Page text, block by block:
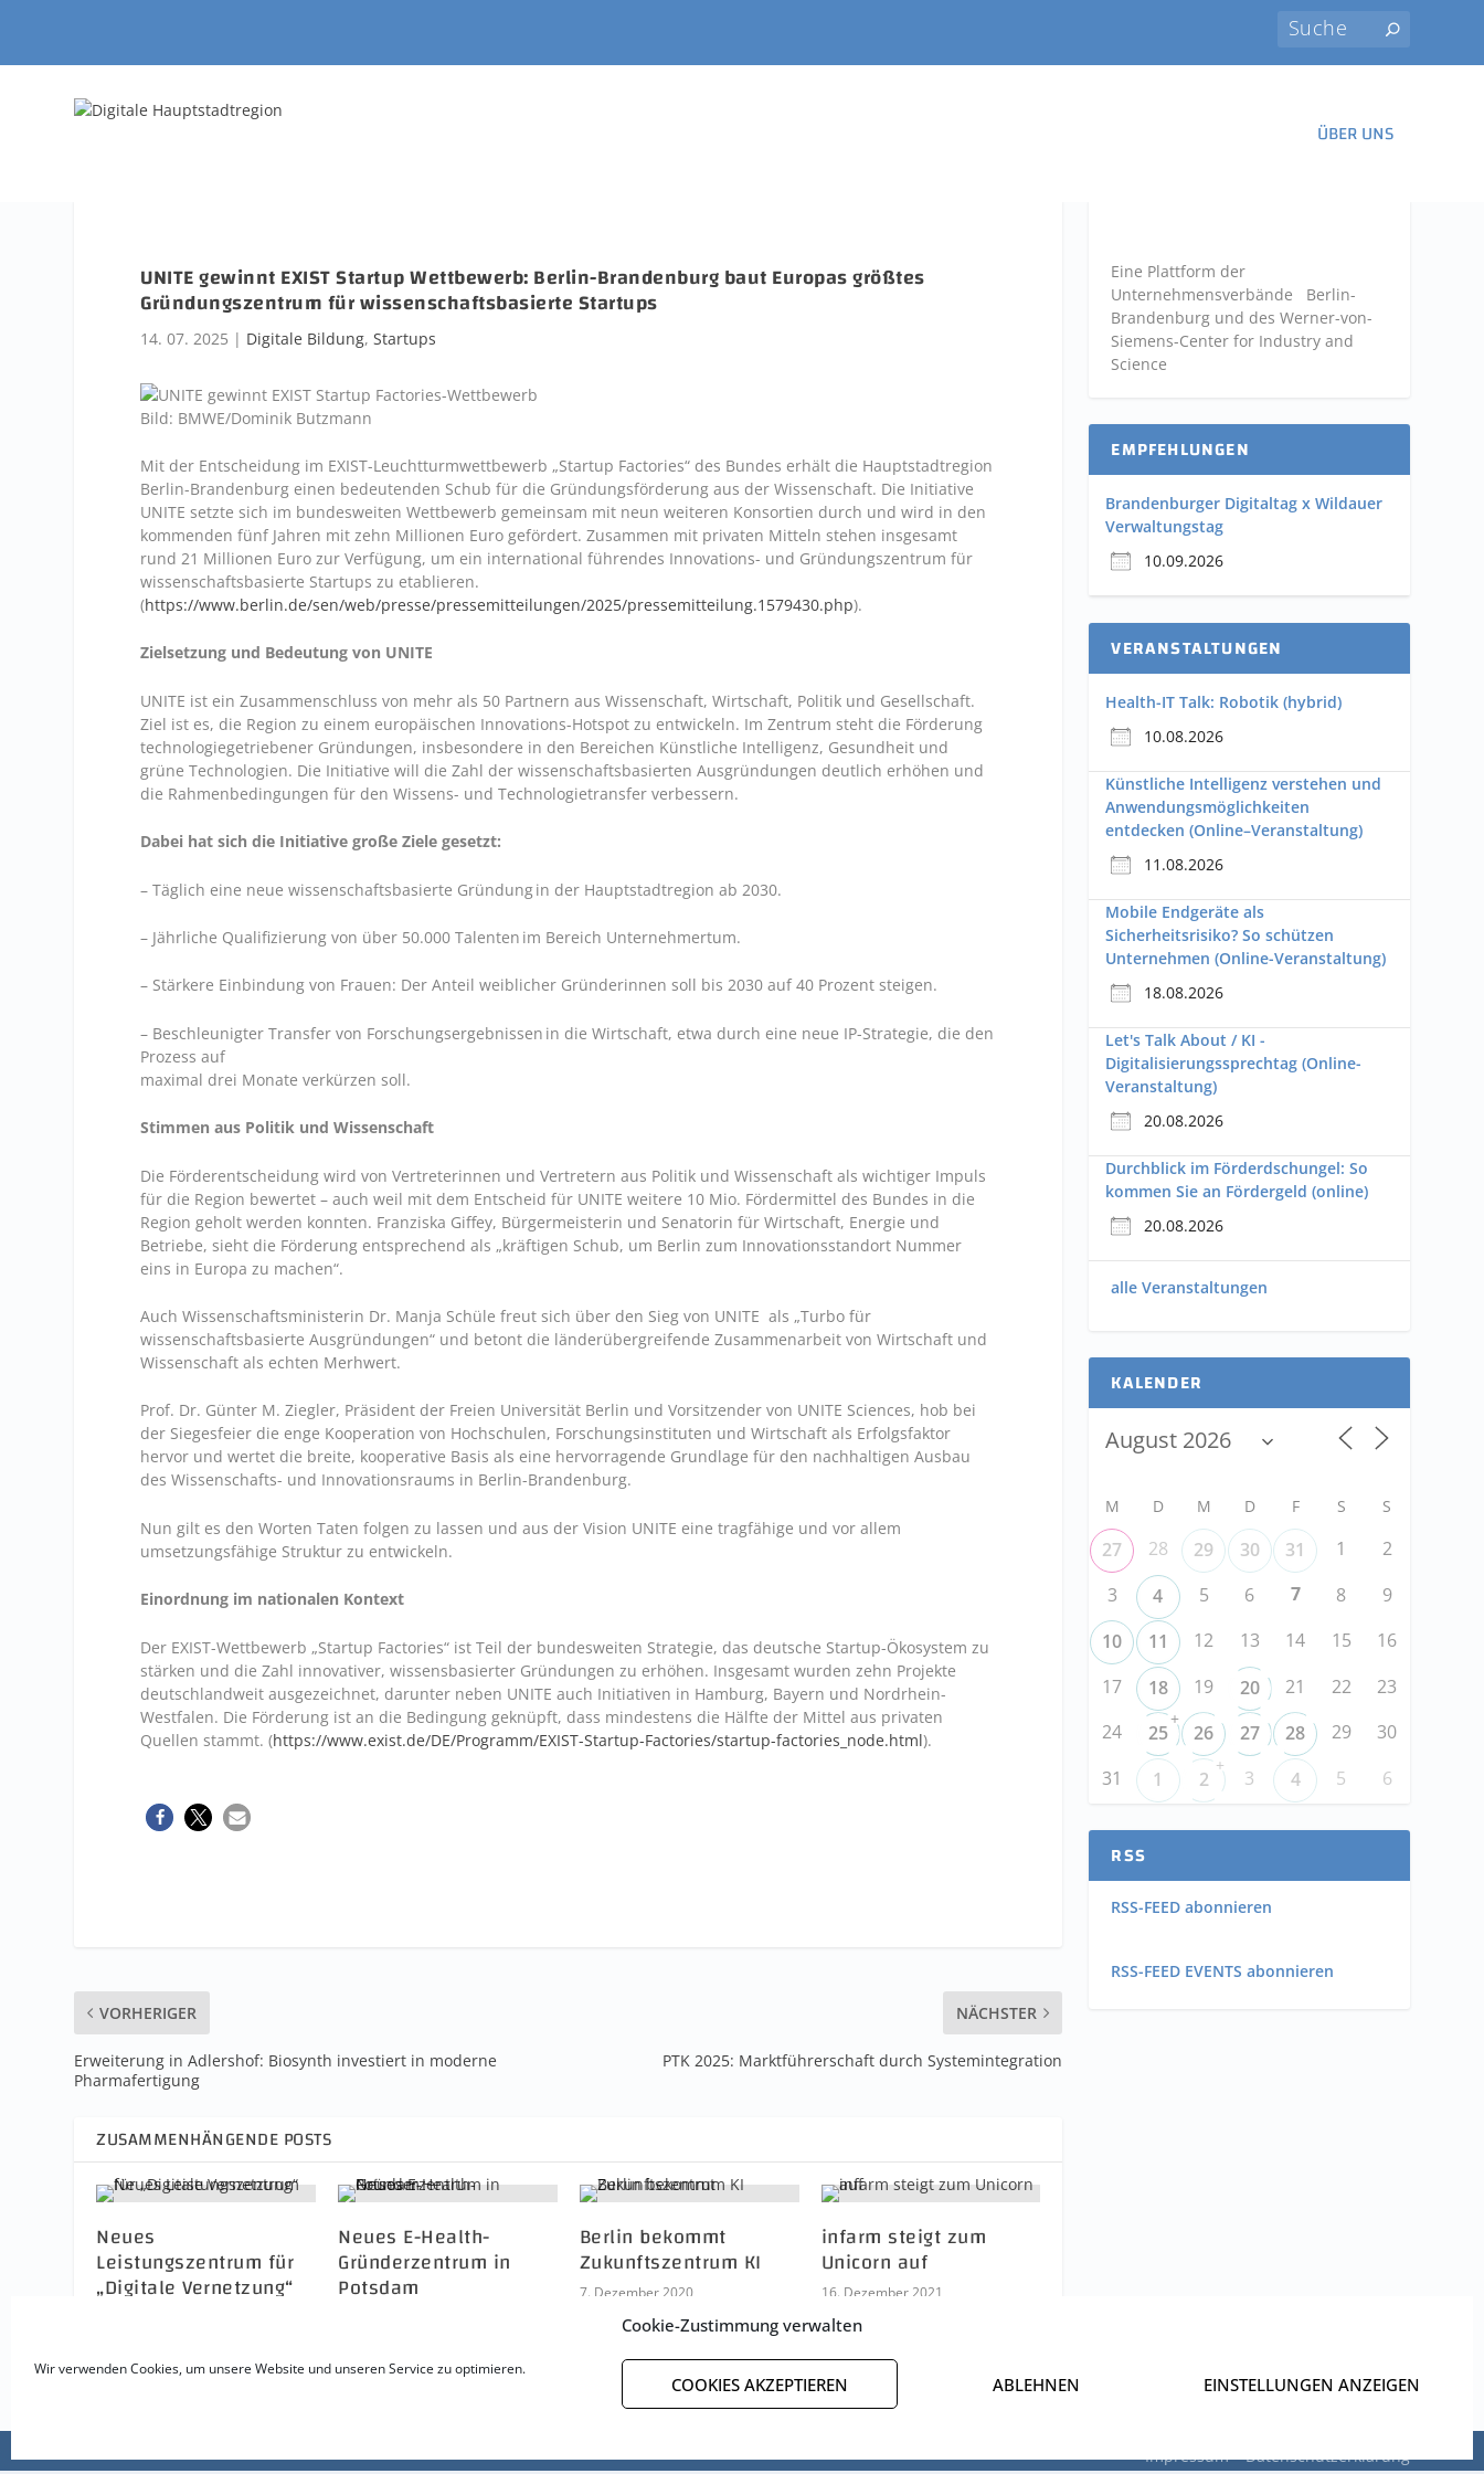
Cookie-Zustimmung verwalten
Wir verwenden Cookies, um unsere Website und unseren Service zu optimieren.
COOKIES AKZEPTIEREN ABLEHNEN EINSTELLUNGEN ANZEIGEN
ÜBER UNS
UNITE gewinnt EXIST Startup Wettbewerb: Berlin-Brandenburg baut Europas größtes
Gründungszentrum für wissenschaftsbasierte Startups
14. 07. 2025 | Digitale Bildung,Startups
Bild: BMWE/Dominik Butzmann
Mit der Entscheidung im EXIST-Leuchtturmwettbewerb „Startup Factories“ des Bundes erhält die Hauptstadtregion
Berlin-Brandenburg einen bedeutenden Schub für die Gründungsförderung aus der Wissenschaft. Die Initiative
UNITE setzte sich im bundesweiten Wettbewerb gemeinsam mit neun weiteren Konsortien durch und wird in den
kommenden fünf Jahren mit zehn Millionen Euro gefördert. Zusammen mit privaten Mitteln stehen insgesamt
rund 21 Millionen Euro zur Verfügung, um ein international führendes Innovations- und Gründungszentrum für
wissenschaftsbasierte Startups zu etablieren.
(https://www.berlin.de/sen/web/presse/pressemitteilungen/2025/pressemitteilung.1579430.php).
Zielsetzung und Bedeutung von UNITE
UNITE ist ein Zusammenschluss von mehr als 50 Partnern aus Wissenschaft, Wirtschaft, Politik und Gesellschaft.
Ziel ist es, die Region zu einem europäischen Innovations-Hotspot zu entwickeln. Im Zentrum steht die Förderung
technologiegetriebener Gründungen, insbesondere in den Bereichen Künstliche Intelligenz, Gesundheit und
grüne Technologien. Die Initiative will die Zahl der wissenschaftsbasierten Ausgründungen deutlich erhöhen und
die Rahmenbedingungen für den Wissens- und Technologietransfer verbessern.
Dabei hat sich die Initiative große Ziele gesetzt:
– Täglich eine neue wissenschaftsbasierte Gründung in der Hauptstadtregion ab 2030.
– Jährliche Qualifizierung von über 50.000 Talenten im Bereich Unternehmertum.
– Stärkere Einbindung von Frauen: Der Anteil weiblicher Gründerinnen soll bis 2030 auf 40 Prozent steigen.
– Beschleunigter Transfer von Forschungsergebnissen in die Wirtschaft, etwa durch eine neue IP-Strategie, die den
Prozess auf
maximal drei Monate verkürzen soll.
Stimmen aus Politik und Wissenschaft
Die Förderentscheidung wird von Vertreterinnen und Vertretern aus Politik und Wissenschaft als wichtiger Impuls
für die Region bewertet – auch weil mit dem Entscheid für UNITE weitere 10 Mio. Fördermittel des Bundes in die
Region geholt werden konnten. Franziska Giffey, Bürgermeisterin und Senatorin für Wirtschaft, Energie und
Betriebe, sieht die Förderung entsprechend als „kräftigen Schub, um Berlin zum Innovationsstandort Nummer
eins in Europa zu machen“.
Auch Wissenschaftsministerin Dr. Manja Schüle freut sich über den Sieg von UNITE als „Turbo für
wissenschaftsbasierte Ausgründungen“ und betont die länderübergreifende Zusammenarbeit von Wirtschaft und
Wissenschaft als echten Merhwert.
Prof. Dr. Günter M. Ziegler, Präsident der Freien Universität Berlin und Vorsitzender von UNITE Sciences, hob bei
der Siegesfeier die enge Kooperation von Hochschulen, Forschungsinstituten und Wirtschaft als Erfolgsfaktor
hervor und wertet die breite, kooperative Basis als eine hervorragende Grundlage für den nachhaltigen Ausbau
des Wissenschafts- und Innovationsraums in Berlin-Brandenburg.
Nun gilt es den Worten Taten folgen zu lassen und aus der Vision UNITE eine tragfähige und vor allem
umsetzungsfähige Struktur zu entwickeln.
Einordnung im nationalen Kontext
Der EXIST-Wettbewerb „Startup Factories“ ist Teil der bundesweiten Strategie, das deutsche Startup-Ökosystem zu
stärken und die Zahl innovativer, wissensbasierter Gründungen zu erhöhen. Insgesamt wurden zehn Projekte
deutschlandweit ausgezeichnet, darunter neben UNITE auch Initiativen in Hamburg, Bayern und Nordrhein-
Westfalen. Die Förderung ist an die Bedingung geknüpft, dass mindestens die Hälfte der Mittel aus privaten
Quellen stammt. (https://www.exist.de/DE/Programm/EXIST-Startup-Factories/startup-factories_node.html).
VORHERIGER
Erweiterung in Adlershof: Biosynth investiert in moderne
Pharmafertigung
NÄCHSTER
PTK 2025: Marktführerschaft durch Systemintegration
ZUSAMMENHÄNGENDE POSTS
Neues
Leistungszentrum für
„Digitale Vernetzung“
Neues E-Health-
Gründerzentrum in
Potsdam
Berlin bekommt
Zukunftszentrum KI
7. Dezember 2020
infarm steigt zum
Unicorn auf
16. Dezember 2021
Eine Plattform der
Unternehmensverbände Berlin-
Brandenburg und des Werner-von-
Siemens-Center for Industry and
Science
EMPFEHLUNGEN
Brandenburger Digitaltag x Wildauer
Verwaltungstag
10.09.2026
VERANSTALTUNGEN
Health-IT Talk: Robotik (hybrid)
10.08.2026
Künstliche Intelligenz verstehen und
Anwendungsmöglichkeiten
entdecken (Online–Veranstaltung)
11.08.2026
Mobile Endgeräte als
Sicherheitsrisiko? So schützen
Unternehmen (Online-Veranstaltung)
18.08.2026
Let's Talk About / KI -
Digitalisierungssprechtag (Online-
Veranstaltung)
20.08.2026
Durchblick im Förderdschungel: So
kommen Sie an Fördergeld (online)
20.08.2026
alle Veranstaltungen
KALENDER
M D M D F S S
27 28 29 30 31 1
2
3
4 5 6 7 8
9
10
11 12 13 14 15
16
17
18 19 20 21 22
23
24
25
+
26 27 28 29
30
31
1 2
+
3 4 5 6
RSS
RSS-FEED abonnieren
RSS-FEED EVENTS abonnieren
Impressum Datenschutzerklärung